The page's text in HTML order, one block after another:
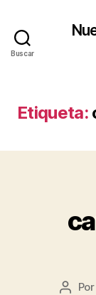
Buscar
Etiqueta:
Autor
Por